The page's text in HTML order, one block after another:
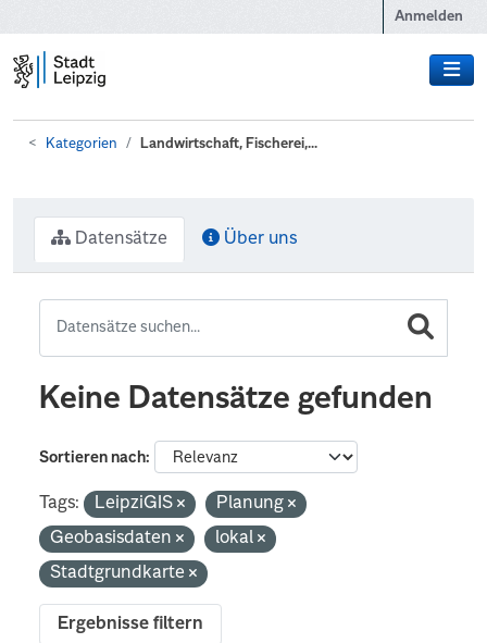
Anmelden
Kategorien Landwirtschaft, Fischerei,...
Datensätze Über uns
Keine Datensätze gefunden
Sortieren nach
Tags: LeipziGIS
Planung
Geobasisdaten
lokal
Stadtgrundkarte
Ergebnisse filtern